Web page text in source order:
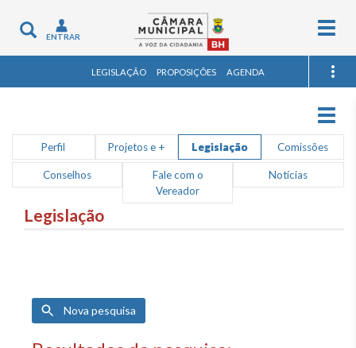
Toggle
navigation
ENTRAR
LEGISLAÇÃO PROPOSIÇÕES AGENDA
Perfil Projetos e + Legislação Comissões
Conselhos
Fale com o
Vereador
Notícias
Legislação
Nova pesquisa